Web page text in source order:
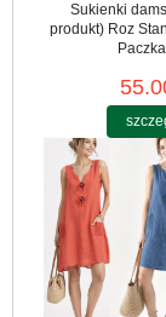
Sukienki
produkt) Roz